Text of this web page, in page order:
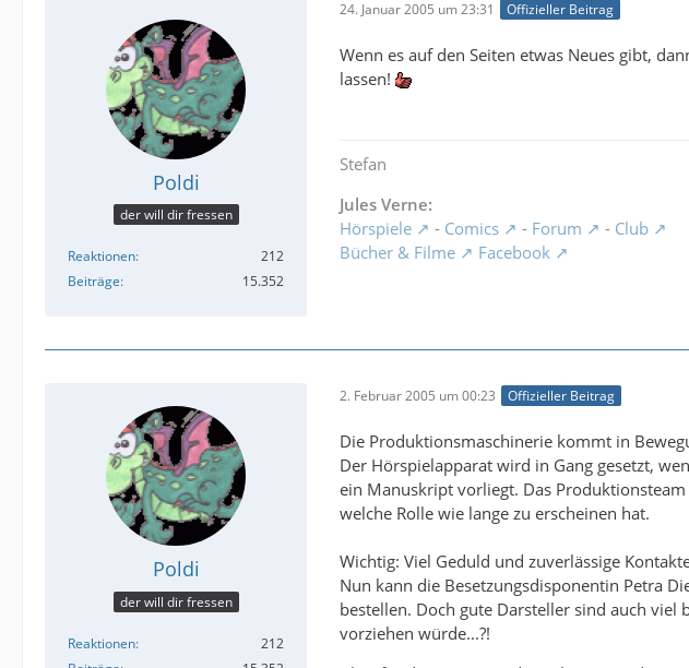
Poldi
der will dir fressen
Reaktionen
212
Beiträge
15.352
24. Januar 2005 um 23:31 Offizieller Beitrag
Wenn es auf den Seiten etwas Neues gibt,
lassen!
Stefan
Jules Verne:
Hörspiele
- Comics - Forum - Club
Bücher & Filme
Facebook
Poldi
der will dir fressen
Reaktionen
212
2. Februar 2005 um 00:23 Offizieller Beitrag
Die Produktionsmaschinerie kommt in
Der Hörspielapparat wird in Gang gesetzt,
ein Manuskript vorliegt. Das
welche Rolle wie lange zu erscheinen hat.
Wichtig: Viel Geduld und zuverlässige
Nun kann die Besetzungsdisponentin Petra
bestellen. Doch gute Darsteller sind auch
vorziehen würde...?!